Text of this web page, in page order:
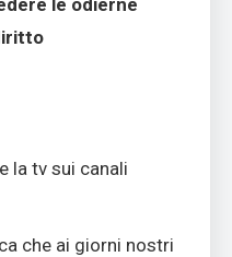
la tv sui canali
che ai giorni nostri